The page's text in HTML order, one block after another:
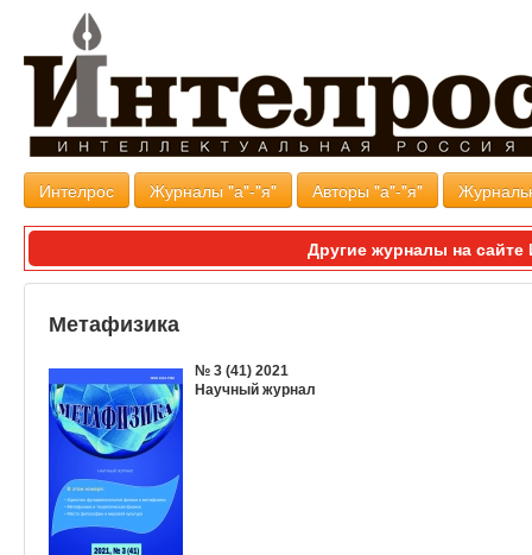
Интелрос Журналы "а"-"я" Авторы "а"-"я"
Другие журналы на
Метафизика
№ 3 (41) 2021
Научный журнал